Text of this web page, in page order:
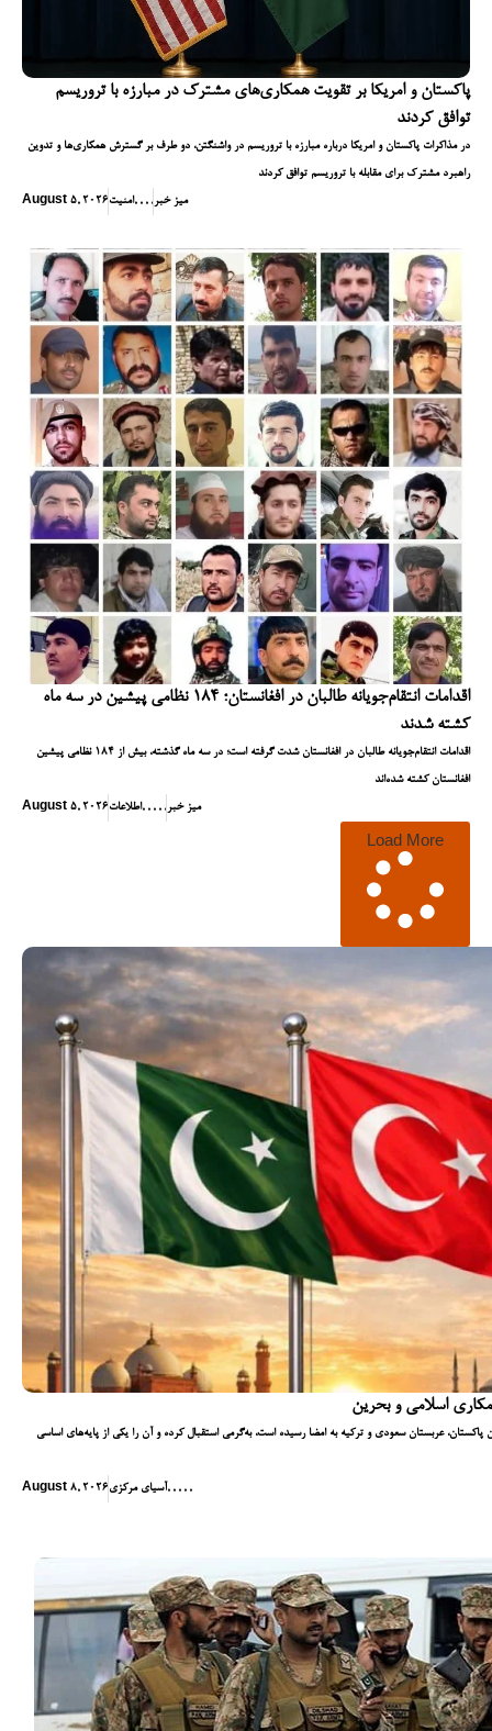
اسلامی و بحرین
عربستان سعودی و ترکیه به امضا رسیده است، به‌گرمی استقبال کرده و آن را یکی از پایه‌های اساسی
August 8, 2026آسیای مرکزی, , , , ,
پاکستان و امریکا بر تقویت همکاری‌های مشترک در مبارزه با تروریسم
توافق کردند
در مذاکرات پاکستان و امریکا درباره مبارزه با تروریسم در واشنگتن، دو طرف بر گسترش همکاری‌ها و تدوین
راهبرد مشترک برای مقابله با تروریسم توافق کردند
August 5, 2026امنیت, , , , میز خبر
اقدامات انتقام‌جویانه طالبان در افغانستان؛ ۱۸۴ نظامی پیشین در سه ماه
کشته شدند
اقدامات انتقام‌جویانه طالبان در افغانستان شدت گرفته است؛ در سه ماه گذشته، بیش از ۱۸۴ نظامی پیشین
افغانستان کشته شده‌اند
August 5, 2026اطلاعات, , , , , میز خبر
Load More